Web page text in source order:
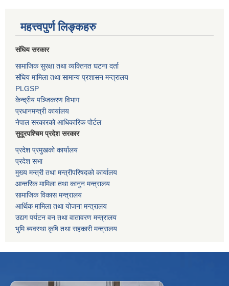
महत्त्वपुर्ण लिङ्कहरु
संघिय सरकार
सामाजिक सुरक्षा तथा व्यक्तिगत घटना दर्ता
संघिय मामिला तथा सामान्य प्रशासन मन्त्रालय
PLGSP
केन्द्रीय पञ्जिकरण विभाग
प्रधानमन्त्री कार्यालय
नेपाल सरकारको आधिकारिक पोर्टल
सुदूरपश्चिम प्रदेश सरकार
प्रदेश प्रमुखको कार्यालय
प्रदेश सभा
मुख्य मन्त्री तथा मन्त्रीपरिषदको कार्यालय
आन्तरिक मामिला तथा कानुन मन्त्रालय
सामाजिक विकास मन्त्रालय
आर्थिक मामिला तथा योजना मन्त्रालय
उद्यग पर्यटन वन तथा वातावरण मन्त्रालय
भुमि ब्यवस्था कृषि तथा सहकारी मन्त्रालय